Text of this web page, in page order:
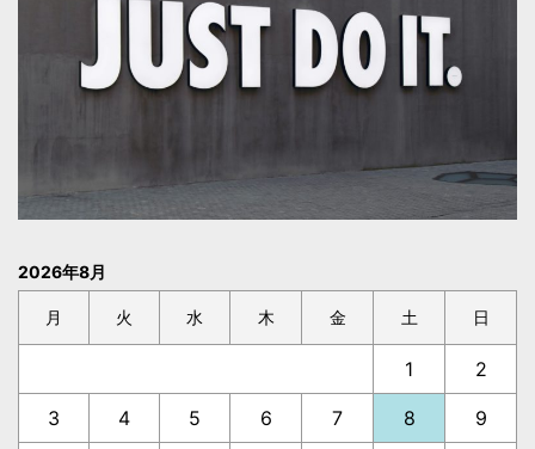
2026年8月
月 火 水 木 金 土 日
1 2
3 4 5 6 7 8 9